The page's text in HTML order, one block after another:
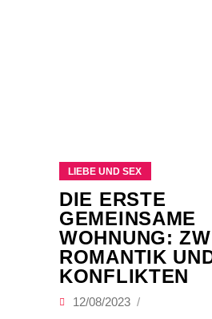
LIEBE UND SEX
DIE ERSTE
GEMEINSAME
WOHNUNG:
ROMANTIK
KONFLIKTEN
12/08/2023